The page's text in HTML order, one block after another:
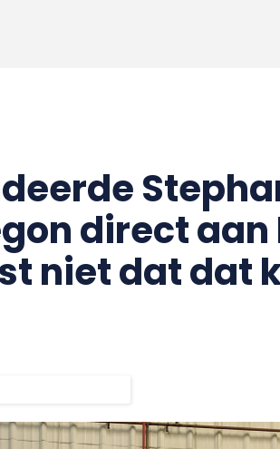
direct aan
niet dat dat